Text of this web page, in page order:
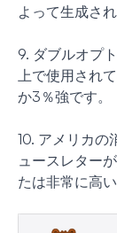
よって生成さ
9. ダブルオプ
上で使用され
か3％強です。
10. アメリカの
ュースレター
たは非常に高